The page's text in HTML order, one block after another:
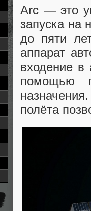
Arc — это
запуска на
до пяти
аппарат
входение в
помощью
полёта